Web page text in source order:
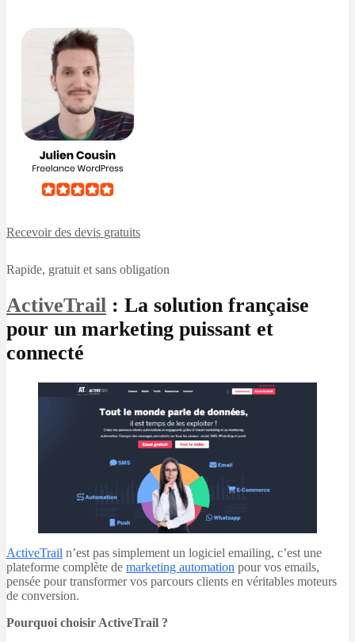
Recevoir des devis gratuits
Rapide, gratuit et sans obligation
ActiveTrail : La solution française
pour un marketing puissant et
connecté
ActiveTrail n’est pas simplement un logiciel emailing, c’est une
plateforme complète de marketing automation pour vos emails,
pensée pour transformer vos parcours clients en véritables moteurs
de conversion.
Pourquoi choisir ActiveTrail ?